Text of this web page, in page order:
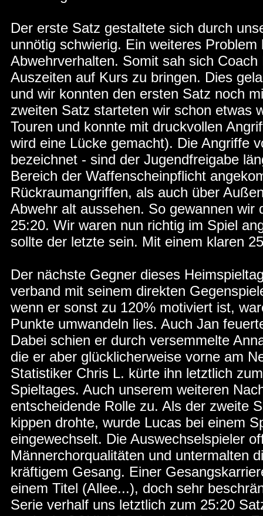
Der erste Satz gestaltete sich durch
unnötig schwierig. Ein weiteres
Abwehrverhalten. Somit sah sich
Auszeiten auf Kurs zu bringen. Dies
und wir konnten den ersten Satz noch
zweiten Satz starteten wir schon etwas
Touren und konnte mit druckvollen
wird eine Lücke gemacht). Die Angriffe
bezeichnet - sind der Jugendfreigabe
Bereich der Waffenscheinpflicht
Rückraumangriffen, als auch über
Abwehr alt aussehen. So gewannen wir
25:20. Wir waren nun richtig im Spiel
sollte der letzte sein. Mit einem klaren
Der nächste Gegner dieses
verband mit seinem direkten
wenn er sonst zu 120% motiviert ist,
Punkte umwandeln lies. Auch Jan
Dabei schien er durch versemmelte
die er aber glücklicherweise vorne am
Statistiker Chris L. kürte ihn letztlich
Spieltages. Auch unserem weiteren
entscheidende Rolle zu. Als der zweite
kippen drohte, wurde Lucas bei einem
eingewechselt. Die Auswechselspieler
Männerchorqualitäten und untermalten
kräftigem Gesang. Einer
einem Titel (Allee...), doch sehr
Serie verhalf uns letztlich zum 25:20